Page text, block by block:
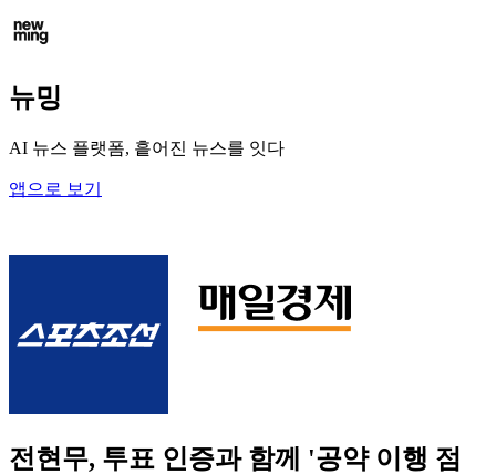
뉴밍
AI 뉴스 플랫폼, 흩어진 뉴스를 잇다
앱으로 보기
전현무, 투표 인증과 함께 '공약 이행 점